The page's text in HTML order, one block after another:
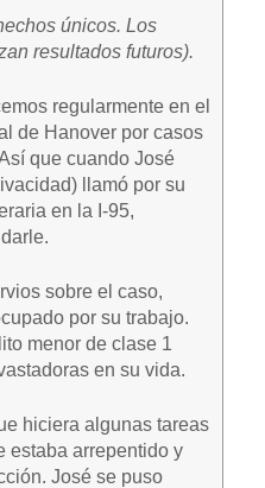
únicos. Los
resultados futuros).
regularmente en el
de Hanover por casos
que cuando José
llamó por su
en la I-95,
sobre el caso,
por su trabajo.
menor de clase 1
en su vida.
hiciera algunas tareas
estaba arrepentido y
José se puso